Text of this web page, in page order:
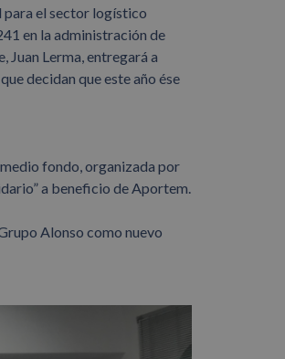
para el sector logístico
en la administración de
Juan Lerma, entregará a
decidan que este año ése
fondo, organizada por
a beneficio de Aportem.
Alonso como nuevo